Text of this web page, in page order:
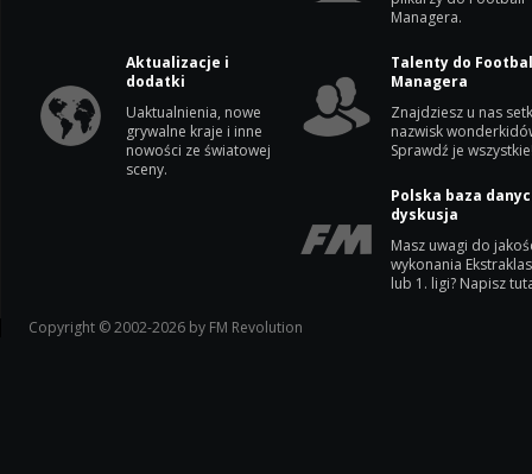
Managera.
Aktualizacje i
dodatki
Uaktualnienia, nowe
grywalne kraje i inne
nowości ze światowej
sceny.
Talenty do
Managera
Znajdziesz u nas
nazwisk
Sprawdź je
Polska baza
dyskusja
Masz uwagi do
wykonania
lub 1. ligi? Napisz
Copyright © 2002-2026 by FM Revolution